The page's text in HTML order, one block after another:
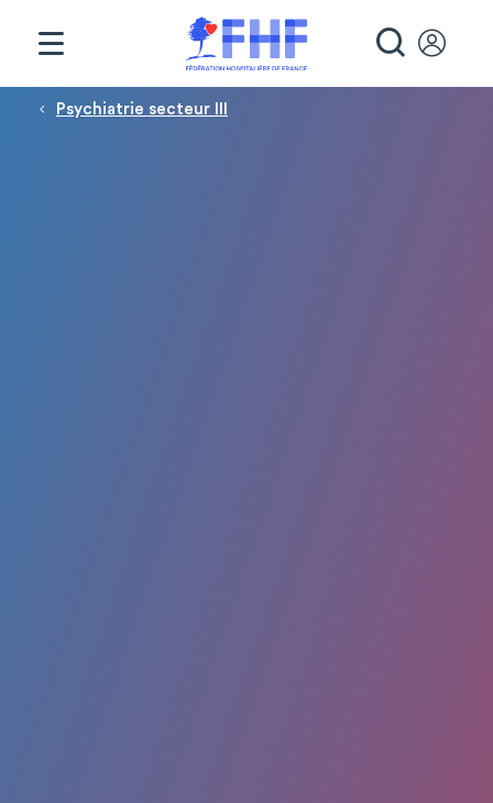
Fil d'Ariane
Psychiatrie secteur III
Panneau de gestion des cookies